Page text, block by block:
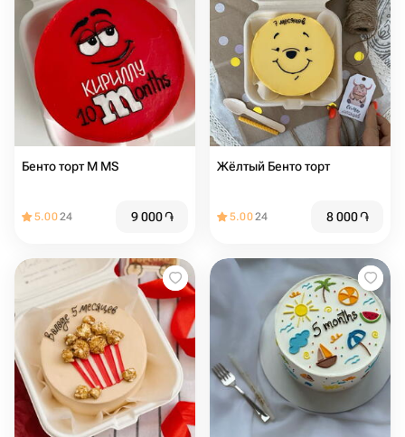
Бенто торт M MS
5.0024 9 000֏
Жёлтый Бенто торт
5.0024 8 000֏